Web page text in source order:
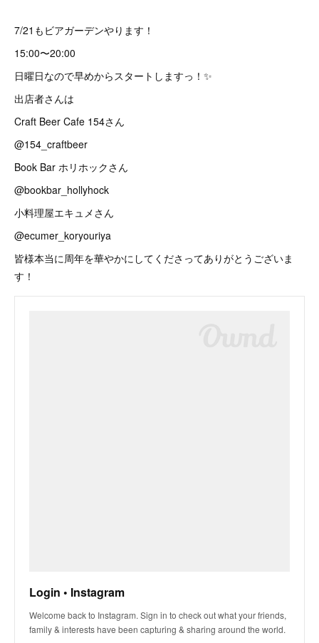
7/21もビアガーデンやります！
15:00〜20:00
日曜日なので早めからスタートしますっ！✨
出店者さんは
Craft Beer Cafe 154さん
@154_craftbeer
Book Bar ホリホックさん
@bookbar_hollyhock
小料理屋エキュメさん
@ecumer_koryouriya
皆様本当に周年を華やかにしてくださってありがとうございま
す！
Login • Instagram
Welcome back to Instagram. Sign in to check out what your friends,
family & interests have been capturing & sharing around the world.